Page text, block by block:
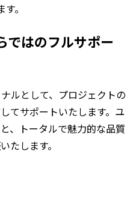
。​
ではのフルサポー
ルとして、プロジェクトの
てサポートいたします。ユ
、トータルで魅力的な品質
たします。